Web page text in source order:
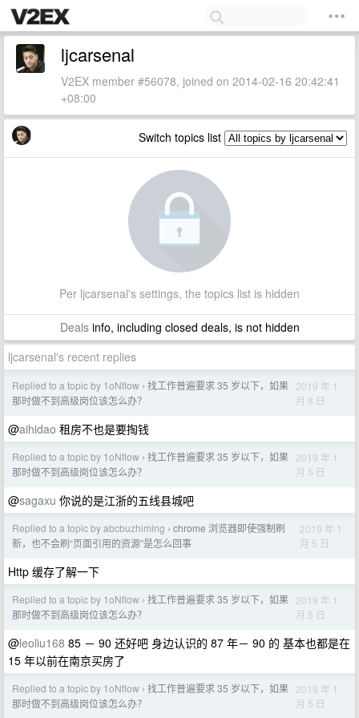
ljcarsenal
V2EX member #56078, joined on 2014-02-16 20:42:41
+08:00
Switch topics list
Per ljcarsenal's settings, the topics list is hidden
Dealsinfo, including closed deals, is not hidden
ljcarsenal's recent replies
Replied to a topic by 1oNflow › 找工作普遍要求 35 岁以下，如果
那时做不到高级岗位该怎么办？
2019 年 1
月 8 日
@aihidao 租房不也是要掏钱
Replied to a topic by 1oNflow › 找工作普遍要求 35 岁以下，如果
那时做不到高级岗位该怎么办？
2019 年 1
月 5 日
@sagaxu 你说的是江浙的五线县城吧
Replied to a topic by abcbuzhiming › chrome 浏览器即使强制刷
新，也不会刷“页面引用的资源”是怎么回事
2019 年 1
月 5 日
Http 缓存了解一下
Replied to a topic by 1oNflow › 找工作普遍要求 35 岁以下，如果
那时做不到高级岗位该怎么办？
2019 年 1
月 5 日
@leoliu168 85 － 90 还好吧 身边认识的 87 年－ 90 的 基本也都是在
15 年以前在南京买房了
Replied to a topic by 1oNflow › 找工作普遍要求 35 岁以下，如果
那时做不到高级岗位该怎么办？
2019 年 1
月 5 日